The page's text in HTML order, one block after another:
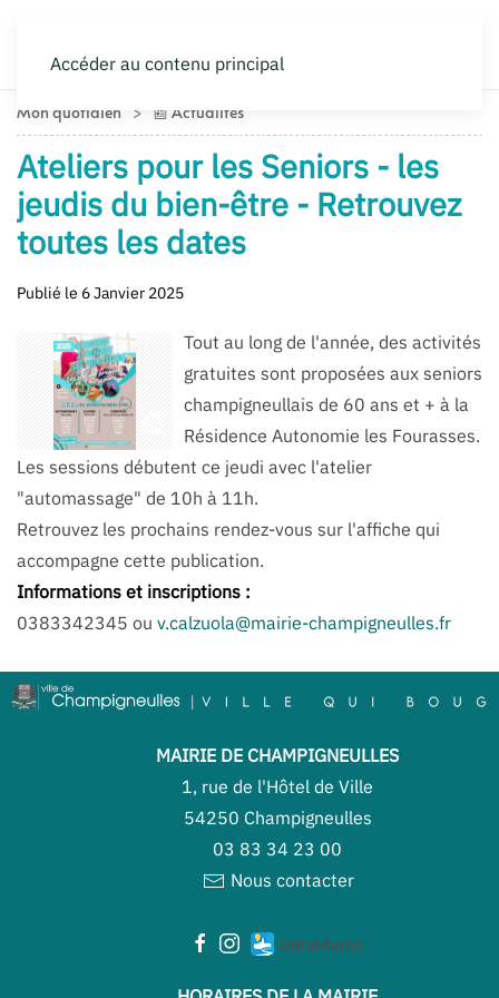
Accéder au contenu principal
Mon quotidien 📰 Actualités
Ateliers pour les Seniors - les
jeudis du bien-être - Retrouvez
toutes les dates
Publié le 6 Janvier 2025
Tout au long de l'année, des activités
gratuites sont proposées aux seniors
champigneullais de 60 ans et + à la
Résidence Autonomie les Fourasses.
Les sessions débutent ce jeudi avec l'atelier
"automassage" de 10h à 11h.
Retrouvez les prochains rendez-vous sur l'affiche qui
accompagne cette publication.
Informations et inscriptions :
0383342345 ou v.calzuola@mairie-champigneulles.fr
MAIRIE DE CHAMPIGNEULLES
1, rue de l'Hôtel de Ville
54250 Champigneulles
03 83 34 23 00
Nous contacter